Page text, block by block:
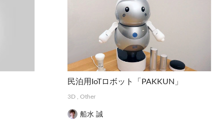
民泊用IoTロボット「PAKKUN」
3D ,Other
船水 誠